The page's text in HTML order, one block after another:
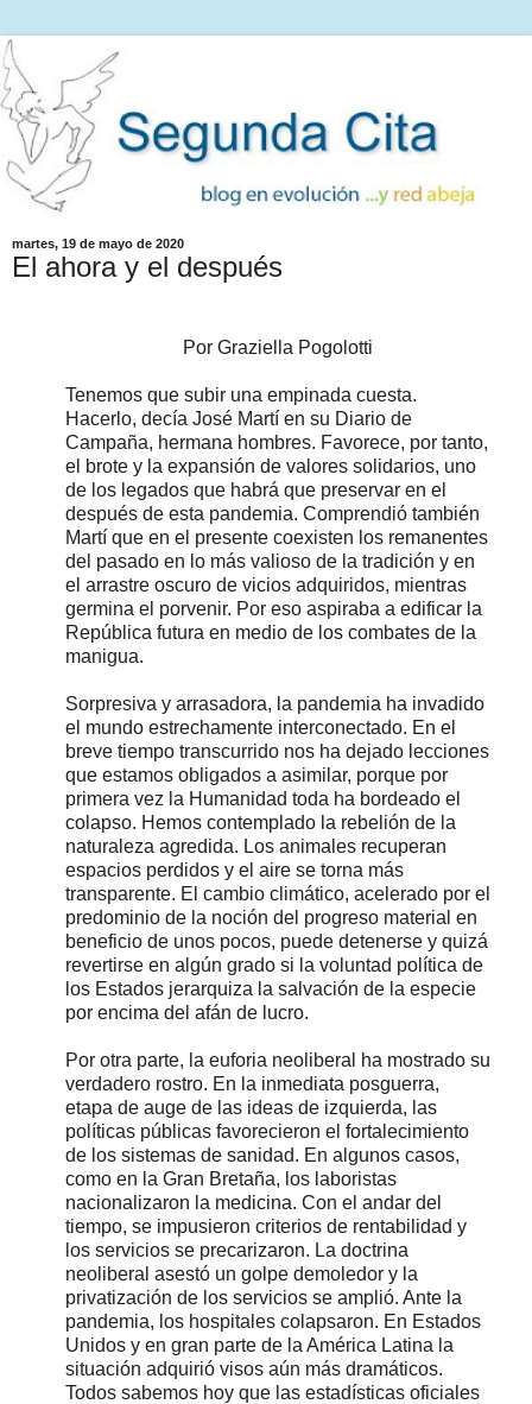
martes, 19 de mayo de 2020
El ahora y el después
Por Graziella Pogolotti
Tenemos que subir una empinada cuesta.
Hacerlo, decía José Martí en su Diario de
Campaña, hermana hombres. Favorece, por tanto,
el brote y la expansión de valores solidarios, uno
de los legados que habrá que preservar en el
después de esta pandemia. Comprendió también
Martí que en el presente coexisten los remanentes
del pasado en lo más valioso de la tradición y en
el arrastre oscuro de vicios adquiridos, mientras
germina el porvenir. Por eso aspiraba a edificar la
República futura en medio de los combates de la
manigua.
Sorpresiva y arrasadora, la pandemia ha invadido
el mundo estrechamente interconectado. En el
breve tiempo transcurrido nos ha dejado lecciones
que estamos obligados a asimilar, porque por
primera vez la Humanidad toda ha bordeado el
colapso. Hemos contemplado la rebelión de la
naturaleza agredida. Los animales recuperan
espacios perdidos y el aire se torna más
transparente. El cambio climático, acelerado por el
predominio de la noción del progreso material en
beneficio de unos pocos, puede detenerse y quizá
revertirse en algún grado si la voluntad política de
los Estados jerarquiza la salvación de la especie
por encima del afán de lucro.
Por otra parte, la euforia neoliberal ha mostrado su
verdadero rostro. En la inmediata posguerra,
etapa de auge de las ideas de izquierda, las
políticas públicas favorecieron el fortalecimiento
de los sistemas de sanidad. En algunos casos,
como en la Gran Bretaña, los laboristas
nacionalizaron la medicina. Con el andar del
tiempo, se impusieron criterios de rentabilidad y
los servicios se precarizaron. La doctrina
neoliberal asestó un golpe demoledor y la
privatización de los servicios se amplió. Ante la
pandemia, los hospitales colapsaron. En Estados
Unidos y en gran parte de la América Latina la
situación adquirió visos aún más dramáticos.
Todos sabemos hoy que las estadísticas oficiales